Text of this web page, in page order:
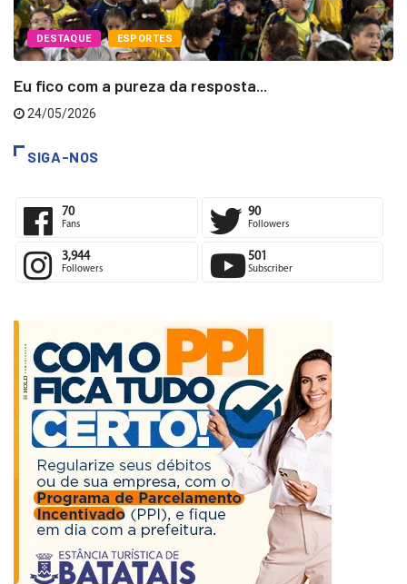
DESTAQUE ESPORTES
Eu fico com a pureza da resposta...
24/05/2026
SIGA-NOS
70
Fans
90
Followers
3,944
Followers
501
Subscriber